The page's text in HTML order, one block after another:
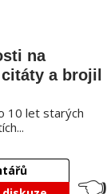
na
a brojil
10 let starých
👈